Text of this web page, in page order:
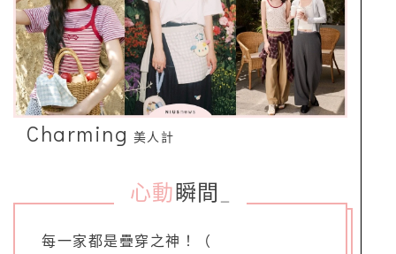
Charming 美人計
心動 瞬間
每一家都是疊穿之神！（